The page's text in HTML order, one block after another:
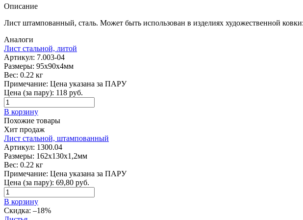
Описание
Лист штампованный, сталь. Может быть использован в изделиях художественной
Аналоги
Лист стальной, литой
Артикул: 7.003-04
Размеры: 95х90х4мм
Вес: 0.22 кг
Примечание: Цена указана за ПАРУ
Цена (за пару): 118 руб.
В корзину
Похожие товары
Хит продаж
Лист стальной, штампованный
Артикул: 1300.04
Размеры: 162х130х1,2мм
Вес: 0.22 кг
Примечание: Цена указана за ПАРУ
Цена (за пару): 69,80 руб.
В корзину
Скидка: –18%